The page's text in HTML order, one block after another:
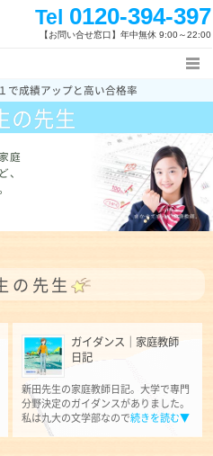
Tel 0120-394-397
【お問い合せ窓口】 年中無休 9:00～22:00
ーワード
キャンペーン情報
るご質問
概要
指導内容
ース
指導地域
授業開始まで
わせ一覧
入試新着情報
で成績アップと高い合格率
の先生
家庭
の先生
ガイダンス｜家庭教師
日記
新田先生の家庭教師日記。大学で専門
分野決定のガイダンスがありました。
私は九大の文学部なので続きを読む▼